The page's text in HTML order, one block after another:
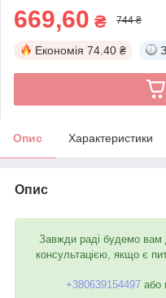
669,60 ₴ 744 ₴
Економія 74.40 ₴
Опис Характеристики
Опис
Завжди раді будемо вам
консультацією, якщо є
+380639154497 або